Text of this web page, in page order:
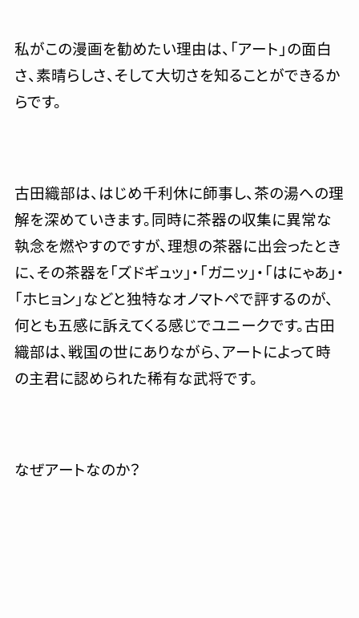
私がこの漫画を勧めたい理由は、「アート」の面白
さ、素晴らしさ、そして大切さを知ることができるか
らです。
古田織部は、はじめ千利休に師事し、茶の湯への理
解を深めていきます。同時に茶器の収集に異常な
執念を燃やすのですが、理想の茶器に出会ったとき
に、その茶器を「ズドギュッ」・「ガニッ」・「はにゃあ」・
「ホヒョン」などと独特なオノマトペで評するのが、
何とも五感に訴えてくる感じでユニークです。古田
織部は、戦国の世にありながら、アートによって時
の主君に認められた稀有な武将です。
なぜアートなのか？